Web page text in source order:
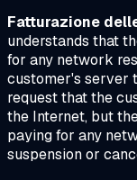
Fatturazione
understands that
for any network
customer's server
request that the
the Internet, but
paying for any
suspension or